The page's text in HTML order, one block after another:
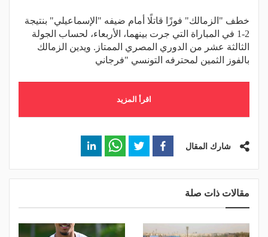
خطف "الزمالك" فوزًا قاتلًا أمام ضيفه "الإسماعيلي" بنتيجة
2-1 في المباراة التي جرت بينهما، الأربعاء، لحساب الجولة
الثالثة عشر من الدوري المصري الممتاز. ويدين الزمالك
بالفوز الثمين لمحترفه التونسي "فرجاني
اقرأ المزيد
شارك المقال
مقالات ذات صلة